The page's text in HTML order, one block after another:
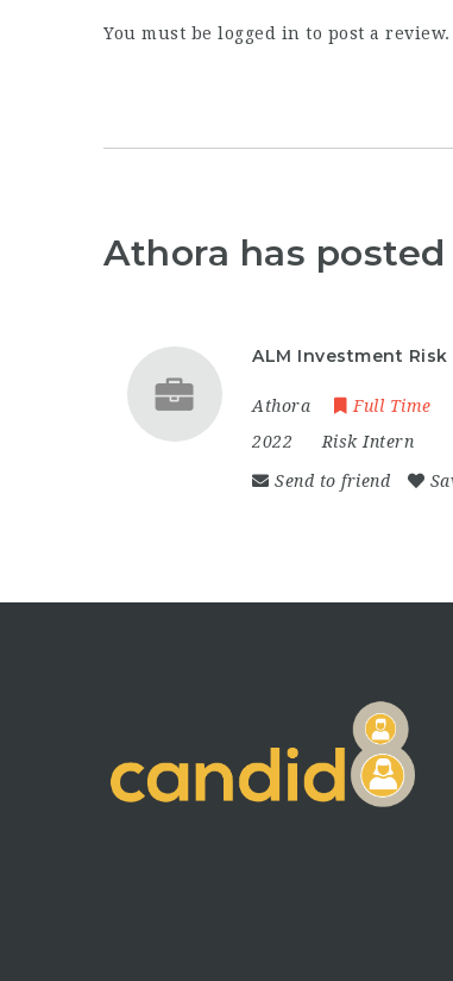
You must be logged in to post a review.
Athora has posted
ALM Investment
Athora Full Time
2022
Risk Intern
Send to friend